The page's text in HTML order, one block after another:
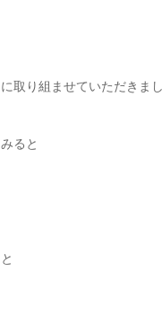
取り組ませていただきま
ると